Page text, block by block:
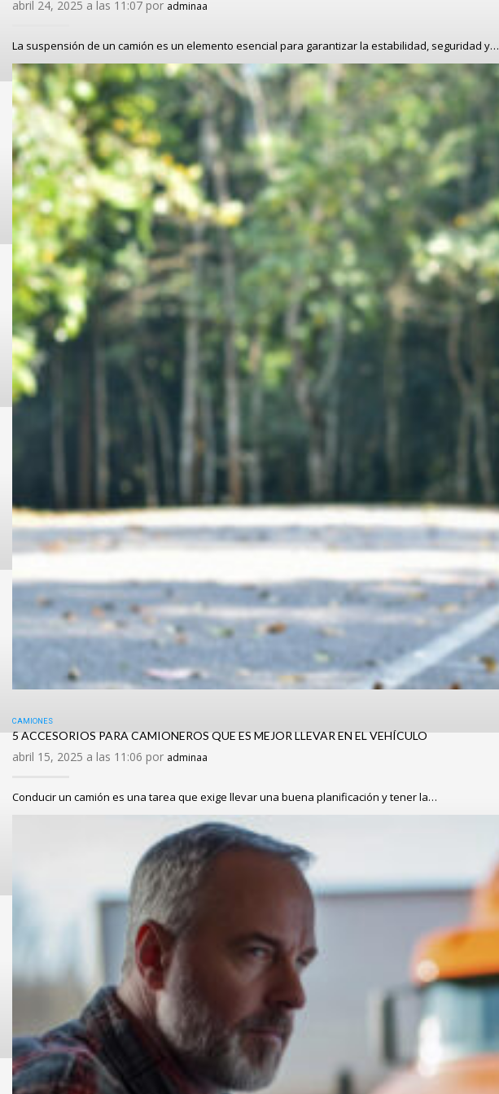
abril 24, 2025 a las 11:07 por adminaa
La suspensión de un camión es un elemento esencial para garantizar la estabilidad, seguridad y…
CAMIONES
5 ACCESORIOS PARA CAMIONEROS QUE ES MEJOR LLEVAR EN EL VEHÍCULO
abril 15, 2025 a las 11:06 por adminaa
Conducir un camión es una tarea que exige llevar una buena planificación y tener la…